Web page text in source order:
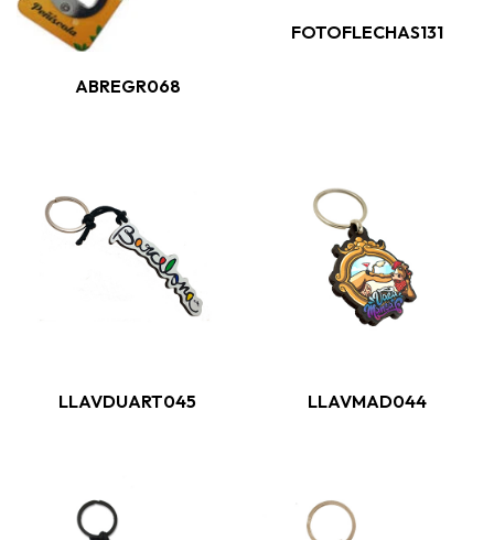
ABREGR068
FOTOFLECHAS131
LLAVDUART045 LLAVMAD044